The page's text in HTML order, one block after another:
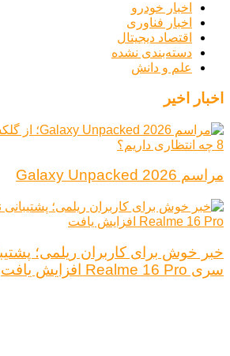
اخبار خودرو
اخبار فناوری
اقتصاد دیجیتال
دسته‌بندی نشده
علم و دانش
اخبار اخیر
مراسم Galaxy Unpacked 2026
خبر خوش برای کاربران ریلمی؛
سری Realme 16 Pro افزایش یافت